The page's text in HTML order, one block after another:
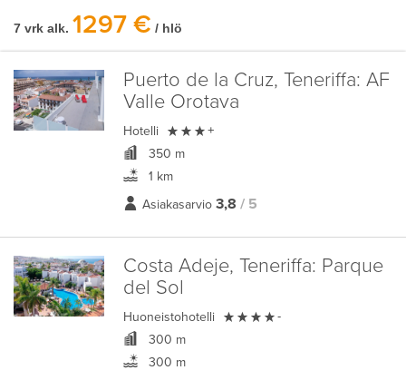
7 vrk alk. 1297 € / hlö
Puerto de la Cruz, Teneriffa: AF
Valle Orotava
Hotelli  +
350 m
1 km
Asiakasarvio 3,8 / 5
Costa Adeje, Teneriffa: Parque
del Sol
Huoneistohotelli  -
300 m
300 m